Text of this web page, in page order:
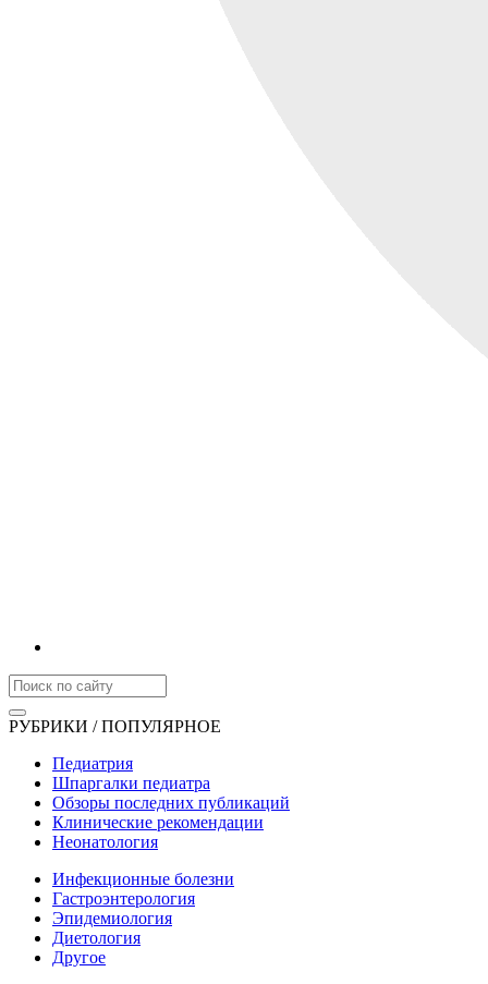
РУБРИКИ / ПОПУЛЯРНОЕ
Педиатрия
Шпаргалки педиатра
Обзоры последних публикаций
Клинические рекомендации
Неонатология
Инфекционные болезни
Гастроэнтерология
Эпидемиология
Диетология
Другое